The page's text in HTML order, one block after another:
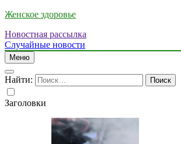
Женское здоровье
Новостная рассылка
Случайные новости
Меню
Найти:
Заголовки